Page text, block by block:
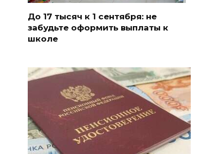
До 17 тысяч к 1 сентября: не
забудьте оформить выплаты к
школе